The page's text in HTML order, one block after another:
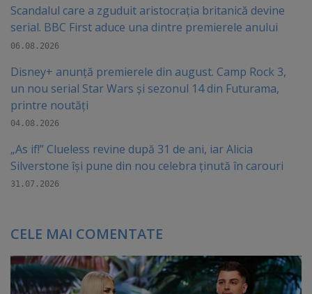
Scandalul care a zguduit aristocrația britanică devine
serial. BBC First aduce una dintre premierele anului
06.08.2026
Disney+ anunță premierele din august. Camp Rock 3,
un nou serial Star Wars și sezonul 14 din Futurama,
printre noutăți
04.08.2026
„As if!” Clueless revine după 31 de ani, iar Alicia
Silverstone își pune din nou celebra ținută în carouri
31.07.2026
CELE MAI COMENTATE